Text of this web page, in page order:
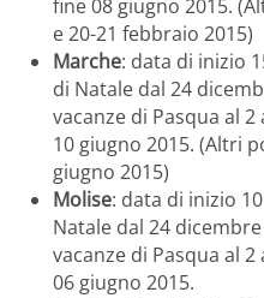
fine 08 giugno 2015.
e 20-21 febbraio 2015)
Marche: data di inizio
di Natale dal 24
vacanze di Pasqua al
10 giugno 2015. (Altri
giugno 2015)
Molise: data di inizio
Natale dal 24
vacanze di Pasqua al
06 giugno 2015.